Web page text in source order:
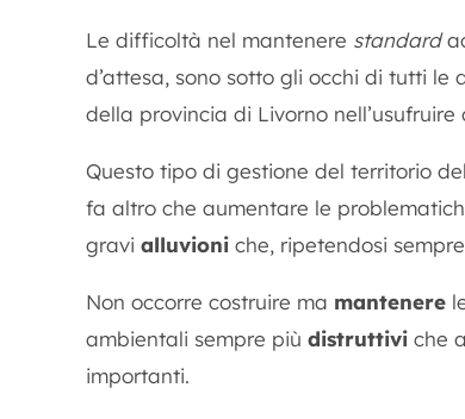
Le difficoltà nel mantenere standard
d’attesa, sono sotto gli occhi di tutti
della provincia di Livorno
Questo tipo di gestione del territorio del
fa altro che aumentare le
gravi alluvioni che, ripetendosi
Non occorre costruire ma mantenere
ambientali sempre più distruttivi che
importanti.